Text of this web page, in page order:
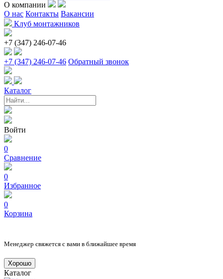
О компании
О нас Контакты Вакансии
Клуб монтажников
+7 (347) 246-07-46
+7 (347) 246-07-46 Обратный звонок
Каталог
Войти
0
Сравнение
0
Избранное
0
Корзина
Менеджер свяжется с вами в ближайшее время
Хорошо
Каталог